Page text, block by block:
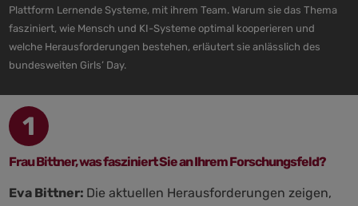
Plattform Lernende Systeme, mit ihrem Team. Warum sie das Thema
fasziniert, wie Mensch und KI-Systeme optimal kooperieren und
welche Herausforderungen bestehen, erläutert sie anlässlich des
bundesweiten Girls’ Day.
1
Frau Bittner, was fasziniert Sie an Ihrem Forschungsfeld?
Eva Bittner: Die aktuellen Herausforderungen zeigen,